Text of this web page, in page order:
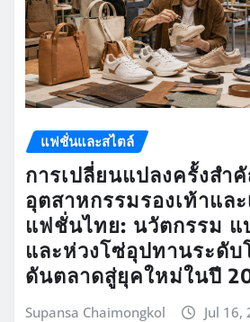
แฟชั่นและสไตล์
การเปลี่ยนแปลงครั้งสำ
อุตสาหกรรมรองเท้าแล
แฟชั่นไทย: นวัตกรรม แ
และห่วงโซ่อุปทานระดับ
ดันตลาดสู่ยุคใหม่ในปี
Supansa Chaimongkol Jul 16,